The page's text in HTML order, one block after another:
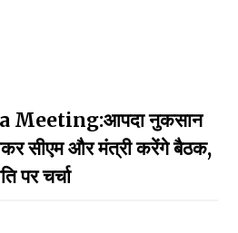
Meeting:आपदा नुकसान
सीएम और मंत्री करेंगे बैठक,
पर चर्चा